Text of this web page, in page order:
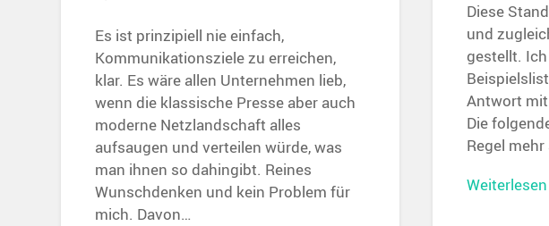
Es ist prinzipiell nie einfach,
Kommunikationsziele zu erreichen,
klar. Es wäre allen Unternehmen lieb,
wenn die klassische Presse aber auch
moderne Netzlandschaft alles
aufsaugen und verteilen würde, was
man ihnen so dahingibt. Reines
Wunschdenken und kein Problem für
mich. Davon…
Diese
und
gestellt.
Antwort
Die
Regel